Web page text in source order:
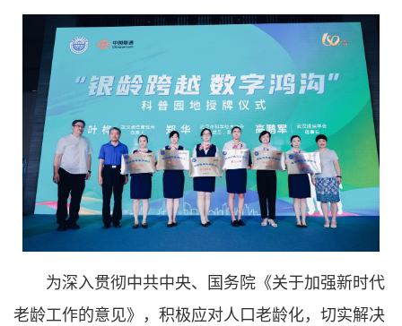
为深入贯彻中共中央、国务院《关于加强新时代
老龄工作的意见》，积极应对人口老龄化，切实解决